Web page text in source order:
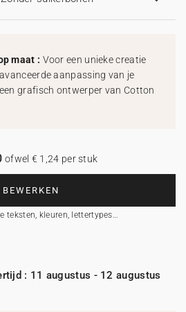
maat : Voor een unieke creatie
aanpassing van je
grafisch ontwerper van Cotton
BEWERKEN
teksten, kleuren, lettertypes…
ofwel € 1,24 per stuk
: 11 augustus - 12 augustus